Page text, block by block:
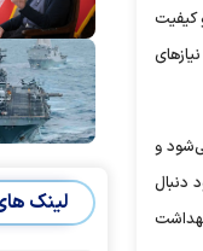
کیفیت
و
دنبال
لینک